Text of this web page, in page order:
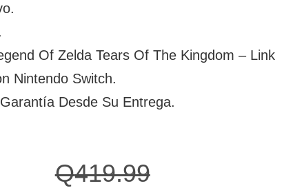
Of Zelda Tears Of The Kingdom – Link
Nintendo Switch.
Desde Su Entrega.
Q419.99